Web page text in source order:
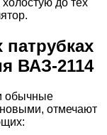
до тех
ВАЗ-2114
обычные
отмечают